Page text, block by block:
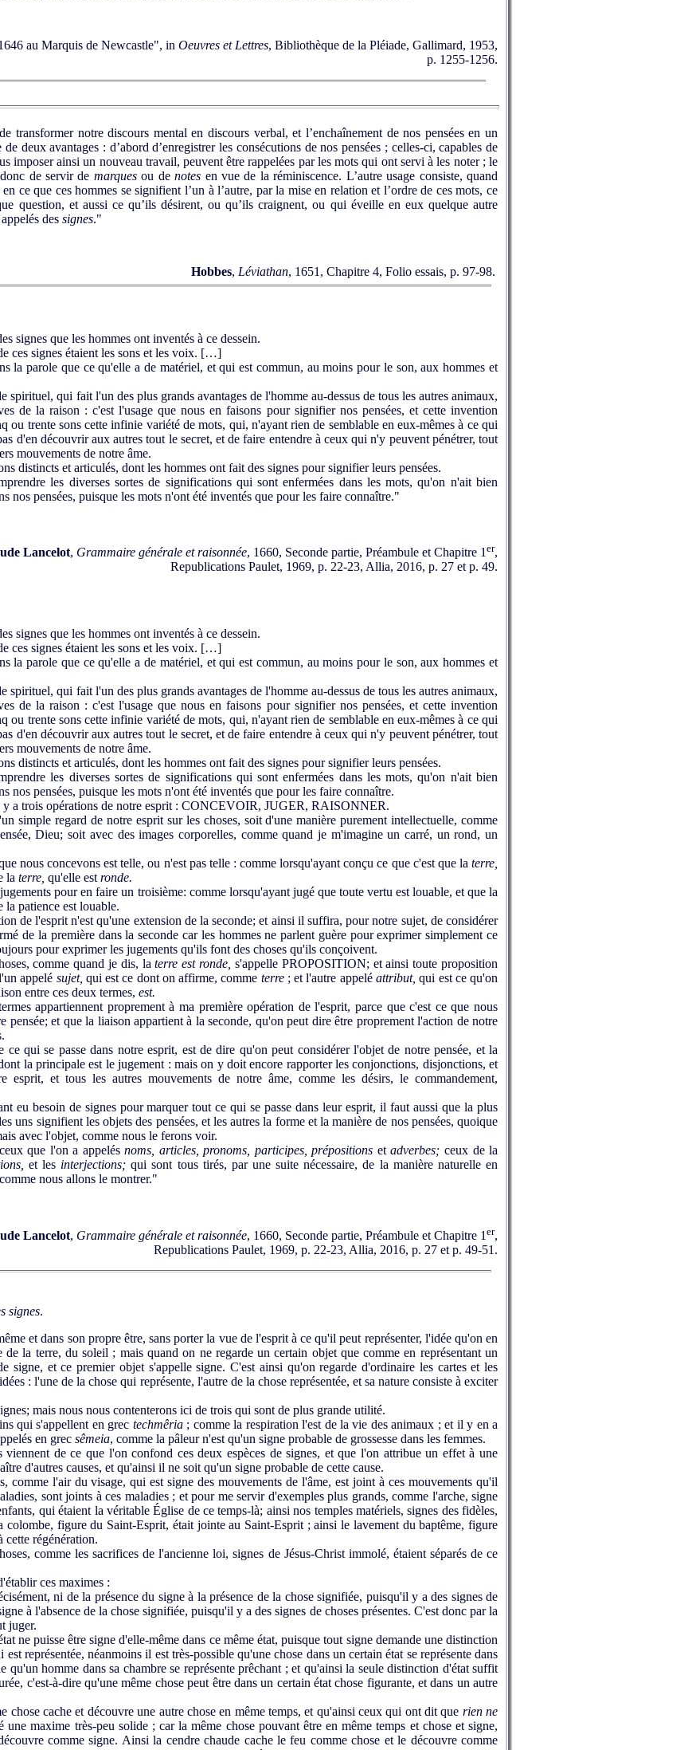
au Marquis de Newcastle", in Oeuvres et Lettres, Bibliothèque de la Pléiade, Gallimard, 1953,
p. 1255-1256.
notre discours mental en discours verbal, et l’enchaînement de nos pensées en un
deux avantages : d’abord d’enregistrer les consécutions de nos pensées ; celles-ci, capables de
imposer ainsi un nouveau travail, peuvent être rappelées par les mots qui ont servi à les noter ; le
de servir de marquesou denotes en vue de la réminiscence. L’autre usage consiste, quand
ce que ces hommes se signifient l’un à l’autre, par la mise en relation et l’ordre de ces mots, ce
question, et aussi ce qu’ils désirent, ou qu’ils craignent, ou qui éveille en eux quelque autre
des signes."
Hobbes, Léviathan, 1651, Chapitre 4, Folio essais, p. 97-98.
signes que les hommes ont inventés à ce dessein.
ces signes étaient les sons et les voix. […]
la parole que ce qu'elle a de matériel, et qui est commun, au moins pour le son, aux hommes et
spirituel, qui fait l'un des plus grands avantages de l'homme au‑dessus de tous les autres animaux,
de la raison : c'est l'usage que nous en faisons pour signifier nos pensées, et cette invention
ou trente sons cette infinie variété de mots, qui, n'ayant rien de semblable en eux‑mêmes à ce qui
d'en découvrir aux autres tout le secret, et de faire entendre à ceux qui n'y peuvent pénétrer, tout
mouvements de notre âme.
distincts et articulés, dont les hommes ont fait des signes pour signifier leurs pensées.
les diverses sortes de significations qui sont enfermées dans les mots, qu'on n'ait bien
nos pensées, puisque les mots n'ont été inventés que pour les faire connaître."
Lancelot, Grammaire générale et raisonnée, 1660, Seconde partie, Préambule et Chapitre 1er,
Republications Paulet, 1969, p. 22-23, Allia, 2016, p. 27 et p. 49.
signes que les hommes ont inventés à ce dessein.
ces signes étaient les sons et les voix. […]
la parole que ce qu'elle a de matériel, et qui est commun, au moins pour le son, aux hommes et
spirituel, qui fait l'un des plus grands avantages de l'homme au‑dessus de tous les autres animaux,
de la raison : c'est l'usage que nous en faisons pour signifier nos pensées, et cette invention
ou trente sons cette infinie variété de mots, qui, n'ayant rien de semblable en eux‑mêmes à ce qui
d'en découvrir aux autres tout le secret, et de faire entendre à ceux qui n'y peuvent pénétrer, tout
mouvements de notre âme.
distincts et articulés, dont les hommes ont fait des signes pour signifier leurs pensées.
les diverses sortes de significations qui sont enfermées dans les mots, qu'on n'ait bien
nos pensées, puisque les mots n'ont été inventés que pour les faire connaître.
y a trois opérations de notre esprit : CONCEVOIR, JUGER, RAISONNER.
simple regard de notre esprit sur les choses, soit d'une manière purement intellectuelle, comme
Dieu; soit avec des images corporelles, comme quand je m'imagine un carré, un rond, un
nous concevons est telle, ou n'est pas telle : comme lorsqu'ayant conçu ce que c'est que la terre,
la terre, qu'elle estronde.
pour en faire un troisième: comme lorsqu'ayant jugé que toute vertu est louable, et que la
la patience est louable.
de l'esprit n'est qu'une extension de la seconde; et ainsi il suffira, pour notre sujet, de considérer
de la première dans la seconde car les hommes ne parlent guère pour exprimer simplement ce
pour exprimer les jugements qu'ils font des choses qu'ils conçoivent.
comme quand je dis, laterre est ronde, s'appelle PROPOSITION; et ainsi toute proposition
appelé sujet, qui est ce dont on affirme, comme terre; et l'autre appelé attribut,qui est ce qu'on
entre ces deux termes, est.
appartiennent proprement à ma première opération de l'esprit, parce que c'est ce que nous
pensée; et que la liaison appartient à la seconde, qu'on peut dire être proprement l'action de notre
qui se passe dans notre esprit, est de dire qu'on peut considérer l'objet de notre pensée, et la
la principale est le jugement : mais on y doit encore rapporter les conjonctions, disjonctions, et
esprit, et tous les autres mouvements de notre âme, comme les désirs, le commandement,
eu besoin de signes pour marquer tout ce qui se passe dans leur esprit, il faut aussi que la plus
uns signifient les objets des pensées, et les autres la forme et la manière de nos pensées, quoique
avec l'objet, comme nous le ferons voir.
que l'on a appelésnoms, articles, pronoms, participes, prépositions etadverbes; ceux de la
et les interjections;qui sont tous tirés, par une suite nécessaire, de la manière naturelle en
nous allons le montrer."
Lancelot, Grammaire générale et raisonnée, 1660, Seconde partie, Préambule et Chapitre 1 er,
Republications Paulet, 1969, p. 22-23, Allia, 2016, p. 27 et p. 49-51.
signes.
et dans son propre être, sans porter la vue de l'esprit à ce qu'il peut représenter, l'idée qu'on en
de la terre, du soleil ; mais quand on ne regarde un certain objet que comme en représentant un
signe, et ce premier objet s'appelle signe. C'est ainsi qu'on regarde d'ordinaire les cartes et les
: l'une de la chose qui représente, l'autre de la chose représentée, et sa nature consiste à exciter
mais nous nous contenterons ici de trois qui sont de plus grande utilité.
qui s'appellent en grec techmêria; comme la respiration l'est de la vie des animaux ; et il y en a
en grec sêmeia, comme la pâleur n'est qu'un signe probable de grossesse dans les femmes.
viennent de ce que l'on confond ces deux espèces de signes, et que l'on attribue un effet à une
d'autres causes, et qu'ainsi il ne soit qu'un signe probable de cette cause.
comme l'air du visage, qui est signe des mouvements de l'âme, est joint à ces mouvements qu'il
sont joints à ces maladies ; et pour me servir d'exemples plus grands, comme l'arche, signe
qui étaient la véritable Église de ce temps-là; ainsi nos temples matériels, signes des fidèles,
colombe, figure du Saint-Esprit, était jointe au Saint-Esprit ; ainsi le lavement du baptême, figure
cette régénération.
comme les sacrifices de l'ancienne loi, signes de Jésus-Christ immolé, étaient séparés de ce
ces maximes :
ni de la présence du signe à la présence de la chose signifiée, puisqu'il y a des signes de
à l'absence de la chose signifiée, puisqu'il y a des signes de choses présentes. C'est donc par la
juger.
ne puisse être signe d'elle-même dans ce même état, puisque tout signe demande une distinction
représentée, néanmoins il est très-possible qu'une chose dans un certain état se représente dans
qu'un homme dans sa chambre se représente prêchant ; et qu'ainsi la seule distinction d'état suffit
c'est-à-dire qu'une même chose peut être dans un certain état chose figurante, et dans un autre
chose cache et découvre une autre chose en même temps, et qu'ainsi ceux qui ont dit que rien ne
une maxime très-peu solide ; car la même chose pouvant être en même temps et chose et signe,
comme signe. Ainsi la cendre chaude cache le feu comme chose et le découvre comme